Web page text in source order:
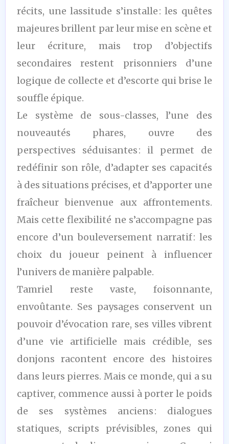
récits, une lassitude s’installe : les quêtes
majeures brillent par leur mise en scène et
leur écriture, mais trop d’objectifs
secondaires restent prisonniers d’une
logique de collecte et d’escorte qui brise le
souffle épique.
Le système de sous-classes, l’une des
nouveautés phares, ouvre des
perspectives séduisantes : il permet de
redéfinir son rôle, d’adapter ses capacités
à des situations précises, et d’apporter une
fraîcheur bienvenue aux affrontements.
Mais cette flexibilité ne s’accompagne pas
encore d’un bouleversement narratif : les
choix du joueur peinent à influencer
l’univers de manière palpable.
Tamriel reste vaste, foisonnante,
envoûtante. Ses paysages conservent un
pouvoir d’évocation rare, ses villes vibrent
d’une vie artificielle mais crédible, ses
donjons racontent encore des histoires
dans leurs pierres. Mais ce monde, qui a su
captiver, commence aussi à porter le poids
de ses systèmes anciens : dialogues
statiques, scripts prévisibles, zones qui